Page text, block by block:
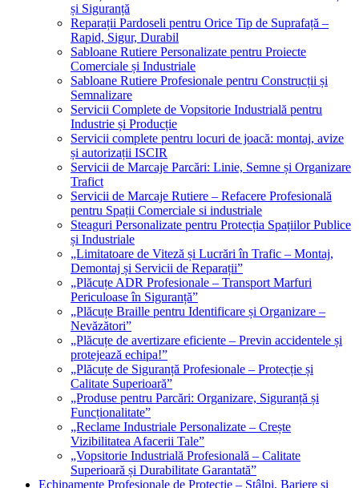
și Siguranță
Reparații Pardoseli pentru Orice Tip de Suprafață –
Rapid, Sigur, Durabil
Sabloane Rutiere Personalizate pentru Proiecte
Comerciale și Industriale
Sabloane Rutiere Profesionale pentru Construcții și
Semnalizare
Servicii Complete de Vopsitorie Industrială pentru
Industrie și Producție
Servicii complete pentru locuri de joacă: montaj, avize
și autorizații ISCIR
Servicii de Marcaje Parcări: Linie, Semne și Organizare
Trafict
Servicii de Marcaje Rutiere – Refacere Profesională
pentru Spații Comerciale si industriale
Steaguri Personalizate pentru Protecția Spațiilor Publice
și Industriale
„Limitatoare de Viteză și Lucrări în Trafic – Montaj,
Demontaj și Servicii de Reparații”
„Plăcuțe ADR Profesionale – Transport Marfuri
Periculoase în Siguranță”
„Plăcuțe Braille pentru Identificare și Organizare –
Nevăzători”
„Plăcuțe de avertizare eficiente – Previn accidentele și
protejează echipa!”
„Plăcuțe de Siguranță Profesionale – Protecție și
Calitate Superioară”
„Produse pentru Parcări: Organizare, Siguranță și
Funcționalitate”
„Reclame Industriale Personalizate – Crește
Vizibilitatea Afacerii Tale”
„Vopsitorie Industrială Profesională – Calitate
Superioară și Durabilitate Garantată”
Echipamente Profesionale de Protecție – Stâlpi, Bariere și